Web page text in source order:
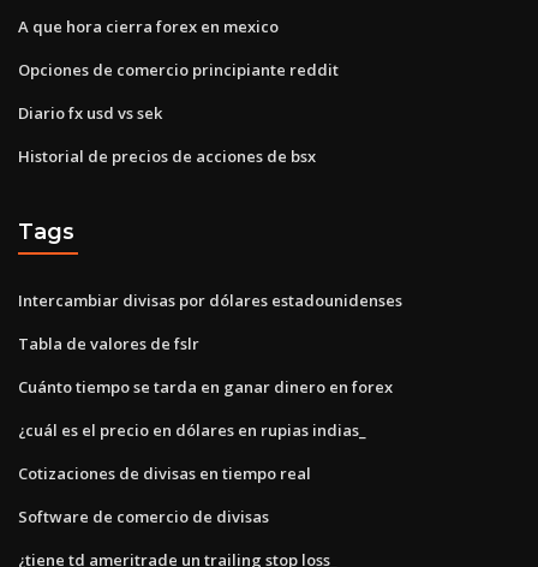
A que hora cierra forex en mexico
Opciones de comercio principiante reddit
Diario fx usd vs sek
Historial de precios de acciones de bsx
Tags
Intercambiar divisas por dólares estadounidenses
Tabla de valores de fslr
Cuánto tiempo se tarda en ganar dinero en forex
¿cuál es el precio en dólares en rupias indias_
Cotizaciones de divisas en tiempo real
Software de comercio de divisas
¿tiene td ameritrade un trailing stop loss_